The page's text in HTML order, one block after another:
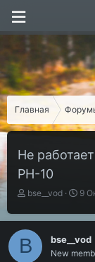
Главная
Не
PH-10
А
т
о
р
т
bse__vod
Д
т
н
а
9
B bse__vod
New